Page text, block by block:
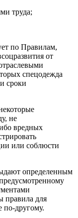
труда;
по Правилам,
от
спецодежда
сроки
не
вредных
или соблюсти
определенным
правила для
по-другому.